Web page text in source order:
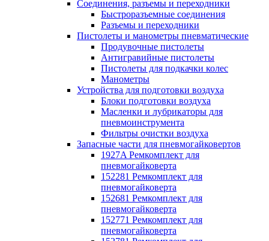
Соединения, разъемы и переходники
Быстроразъемные соединения
Разъемы и переходники
Пистолеты и манометры пневматические
Продувочные пистолеты
Антигравийные пистолеты
Пистолеты для подкачки колес
Манометры
Устройства для подготовки воздуха
Блоки подготовки воздуха
Масленки и лубрикаторы для
пневмоинструмента
Фильтры очистки воздуха
Запасные части для пневмогайковертов
1927A Ремкомплект для
пневмогайковерта
152281 Ремкомплект для
пневмогайковерта
152681 Ремкомплект для
пневмогайковерта
152771 Ремкомплект для
пневмогайковерта